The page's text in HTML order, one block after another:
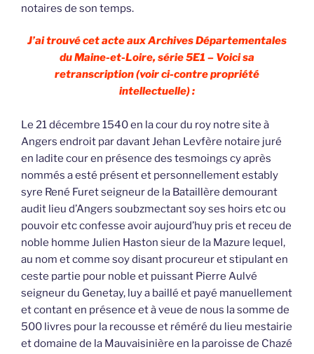
notaires de son temps.
J’ai trouvé cet acte aux Archives Départementales
du Maine-et-Loire, série 5E1 – Voici sa
retranscription (voir ci-contre propriété
intellectuelle) :
Le 21 décembre 1540 en la cour du roy notre site à
Angers endroit par davant Jehan Levfère notaire juré
en ladite cour en présence des tesmoings cy après
nommés a esté présent et personnellement estably
syre René Furet seigneur de la Bataillère demourant
audit lieu d’Angers soubzmectant soy ses hoirs etc ou
pouvoir etc confesse avoir aujourd’huy pris et receu de
noble homme Julien Haston sieur de la Mazure lequel,
au nom et comme soy disant procureur et stipulant en
ceste partie pour noble et puissant Pierre Aulvé
seigneur du Genetay, luy a baillé et payé manuellement
et contant en présence et à veue de nous la somme de
500 livres pour la recousse et réméré du lieu mestairie
et domaine de la Mauvaisinière en la paroisse de Chazé